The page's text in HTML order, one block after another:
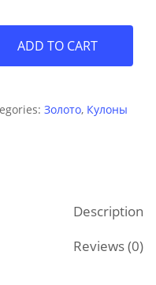
ADD TO CART
Золото, Кулоны
Description
Reviews (0)